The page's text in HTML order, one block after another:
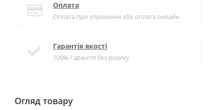
Оплата
Оплата при отриманні або оплата онлайн
Гарантія якості
100% Гарантія без ризику
Огляд товару